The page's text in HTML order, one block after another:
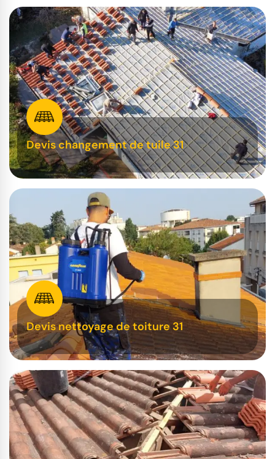
Devis changement de tuile 31
Devis nettoyage de toiture 31